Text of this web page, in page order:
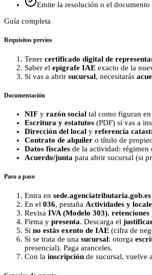
Emite la resolución o el
Guía completa
Requisitos previos
Tener certificado digital de
Saber el epígrafe IAE exacto de la
Si vas a abrir sucursal, necesitarás
Documentación
NIF y razón social tal como figuran
Escritura y estatutos (PDF) si vas a
Dirección del local y referencia
Contrato de alquiler o título de
Datos fiscales de la actividad: régimen
Acuerdo/junta para abrir sucursal (si
Paso a paso
Entra en sede.agenciatributaria.gob.es
En el 036, pestaña Actividades y
Revisa IVA (Modelo 303), retenciones
Firma y presenta. Descarga el
Si no estás exento de IAE (cifra de
Si se trata de una sucursal: otorga
presencial). Paga aranceles.
Con la inscripción de sucursal, vuelve